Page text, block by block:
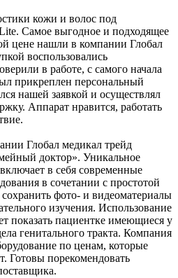
кожи и волос под
Самое выгодное и подходящее
цене нашли в компании Глобал
воспользовались
в работе, с самого начала
прикреплен персональный
нашей заявкой и осуществлял
Аппарат нравится, работать
Глобал медикал трейд
доктор». Уникальное
в себя современные
в сочетании с простотой
фото- и видеоматериалы
изучения. Использование
показать пациентке имеющиеся у
генитального тракта. Компания
по ценам, которые
Готовы порекомендовать